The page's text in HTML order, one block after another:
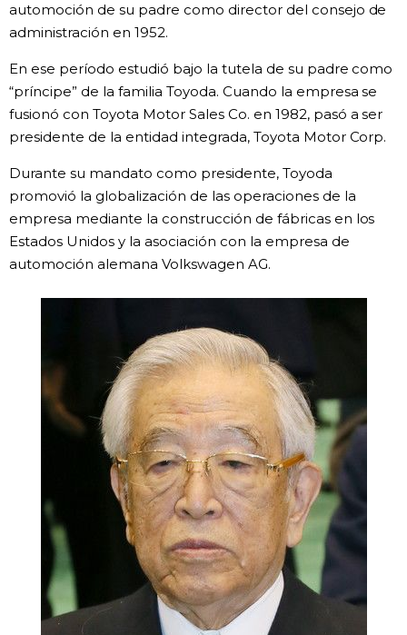
Noticias
Datos de Japón
Fragmentos de Japón
Gente
Blog
Tokio
official SNS
automoción de su padre como director del consejo de
administración en 1952.
En ese período estudió bajo la tutela de su padre como
“príncipe” de la familia Toyoda. Cuando la empresa se
fusionó con Toyota Motor Sales Co. en 1982, pasó a ser
presidente de la entidad integrada, Toyota Motor Corp.
Durante su mandato como presidente, Toyoda
promovió la globalización de las operaciones de la
empresa mediante la construcción de fábricas en los
Estados Unidos y la asociación con la empresa de
automoción alemana Volkswagen AG.